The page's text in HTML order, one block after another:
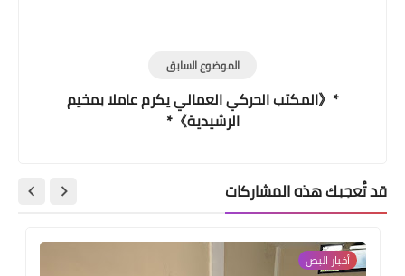
الموضوع السابق
*《المكتب الحركي العمالي يكرم عاملا بمخيم
الرشيدية》*
قد تُعجبك هذه المشاركات
أخبار ‏البص